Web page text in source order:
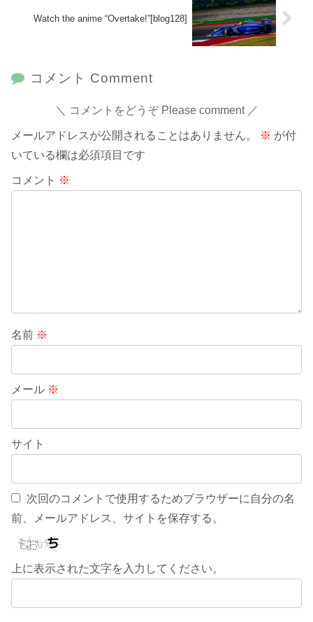
Watch the anime “Overtake!”[blog128]
コメント Comment
コメントをどうぞ Please comment
メールアドレスが公開されることはありません。 ※ が付
いている欄は必須項目です
コメント ※
名前 ※
メール ※
サイト
次回のコメントで使用するためブラウザーに自分の名
前、メールアドレス、サイトを保存する。
上に表示された文字を入力してください。